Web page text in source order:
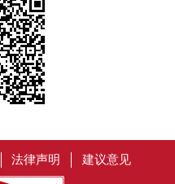
法律声明 建议意见